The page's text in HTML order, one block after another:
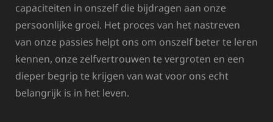
capaciteiten in onszelf die bijdragen aan onze
persoonlijke groei. Het proces van het nastreven
van onze passies helpt ons om onszelf beter te leren
kennen, onze zelfvertrouwen te vergroten en een
dieper begrip te krijgen van wat voor ons echt
belangrijk is in het leven.